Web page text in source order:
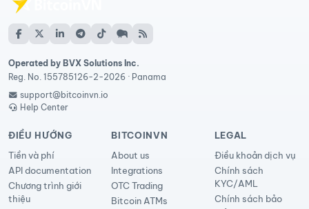
Operated by BVX Solutions Inc.
Reg. No. 155785126-2-2026 · Panama
support@bitcoinvn.io
Help Center
ĐIỀU HƯỚNG
Tiền và phí
API documentation
Chương trình giới
thiệu
BITCOINVN
About us
Integrations
OTC Trading
Bitcoin ATMs
LEGAL
Điều khoản dịch vụ
Chính sách
KYC/AML
Chính sách bảo